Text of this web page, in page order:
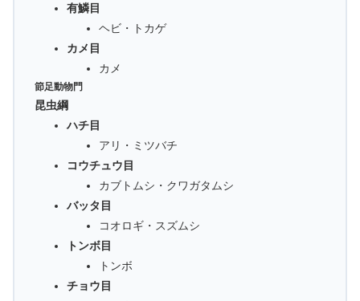
有鱗目
ヘビ・トカゲ
カメ目
カメ
節足動物門
昆虫綱
ハチ目
アリ・ミツバチ
コウチュウ目
カブトムシ・クワガタムシ
バッタ目
コオロギ・スズムシ
トンボ目
トンボ
チョウ目